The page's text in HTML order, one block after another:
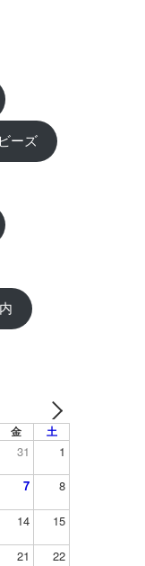
ーズ
金 土
31 1
7 8
14 15
21 22